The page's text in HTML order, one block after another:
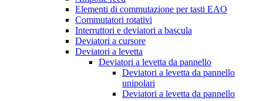
Elementi di commutazione per tasti EAO
Commutatori rotativi
Interruttori e deviatori a bascula
Deviatori a cursore
Deviatori a levetta
Deviatori a levetta da pannello
Deviatori a levetta da pannello
unipolari
Deviatori a levetta da pannello